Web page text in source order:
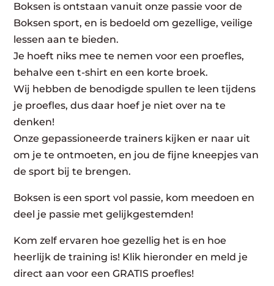
Boksen is ontstaan vanuit onze passie voor de
Boksen sport, en is bedoeld om gezellige, veilige
lessen aan te bieden.
Je hoeft niks mee te nemen voor een proefles,
behalve een t-shirt en een korte broek.
Wij hebben de benodigde spullen te leen tijdens
je proefles, dus daar hoef je niet over na te
denken!
Onze gepassioneerde trainers kijken er naar uit
om je te ontmoeten, en jou de fijne kneepjes van
de sport bij te brengen.
Boksen is een sport vol passie, kom meedoen en
deel je passie met gelijkgestemden!
Kom zelf ervaren hoe gezellig het is en hoe
heerlijk de training is! Klik hieronder en meld je
direct aan voor een GRATIS proefles!